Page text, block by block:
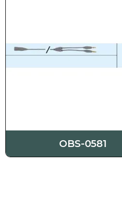
OBS-0581